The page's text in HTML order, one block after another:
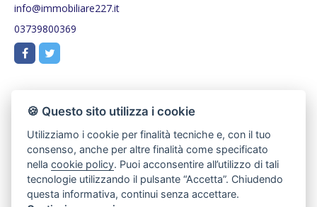
info@immobiliare227.it
03739800369
🍪 Questo sito utilizza i cookie
Utilizziamo i cookie per finalità tecniche e, con il tuo
consenso, anche per altre finalità come specificato
nellacookie policy. Puoi acconsentire all’utilizzo di tali
tecnologie utilizzando il pulsante “Accetta”. Chiudendo
questa informativa, continui senza accettare.